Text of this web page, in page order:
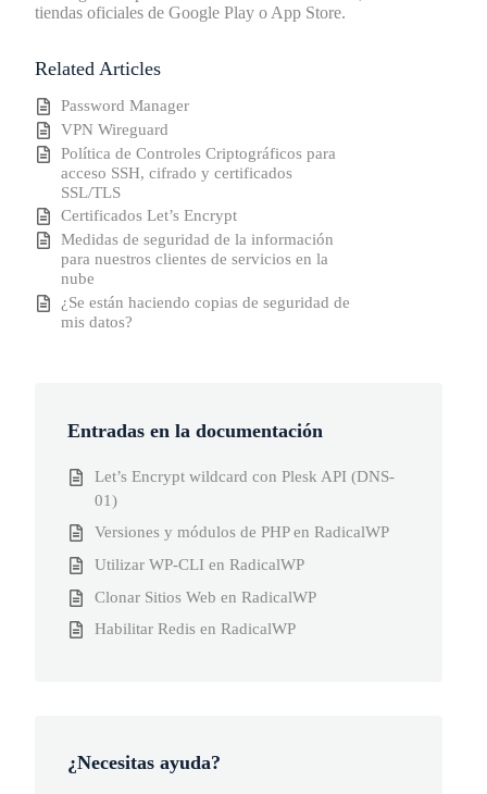
tiendas oficiales de Google Play o App Store.
Related Articles
Password Manager
VPN Wireguard
Política de Controles Criptográficos para
acceso SSH, cifrado y certificados
SSL/TLS
Certificados Let’s Encrypt
Medidas de seguridad de la información
para nuestros clientes de servicios en la
nube
¿Se están haciendo copias de seguridad de
mis datos?
Entradas en la documentación
Let’s Encrypt wildcard con Plesk API (DNS-
01)
Versiones y módulos de PHP en RadicalWP
Utilizar WP-CLI en RadicalWP
Clonar Sitios Web en RadicalWP
Habilitar Redis en RadicalWP
¿Necesitas ayuda?